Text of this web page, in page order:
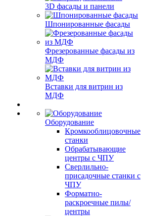
3D фасады и панели
Шпонированные фасады
Фрезерованные фасады из
МДФ
Вставки для витрин из
МДФ
Оборудование
Кромкооблицовочные
станки
Обрабатывающие
центры с ЧПУ
Сверлильно-
присадочные станки с
ЧПУ
Форматно-
раскроечные пилы/
центры